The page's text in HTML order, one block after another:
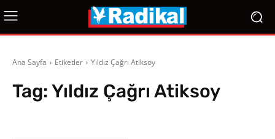
Ana Sayfa Etiketler Yıldız Çağrı Atiksoy
Tag:Yıldız Çağrı Atiksoy